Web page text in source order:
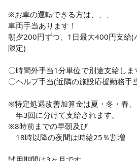
利用者様の日々の様子への気配り、
目配りを大事に取り組んでいます。
体力が必要な業務は少なめで、残業
万全なケアを行うためには職員や
医療機関はもちろん、利用者様との
治療だけでなく、どんな生活を送りた
一人ひとりの希望を親身に聞き、
臨機応変な対応を心がけましょう。
今後需要が高まる介護業界で、
※お車の運転できる方は、、、
車両手当あります！
朝夕200円ずつ、1日最大400円支給(
限定)
〇時間外手当1分単位で別途支給しま
〇ヘルプ手当(近隣の施設応援勤務手
※特定処遇改善加算金は夏・冬・春、
年3回に分けて支給されます。
※8時前までの早朝及び
18時以降の夜間は時給25％割増